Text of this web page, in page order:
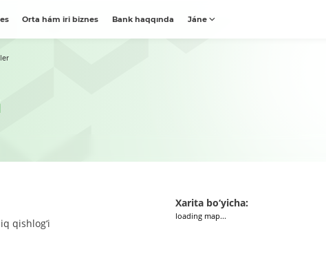
Orta hám iri biznes Bank haqqında Jáne
qishlog‘i
Xarita bo‘yicha:
loading map...